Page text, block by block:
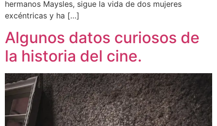
hermanos Maysles, sigue la vida de dos mujeres
excéntricas y ha […]
Algunos datos curiosos de
la historia del cine.